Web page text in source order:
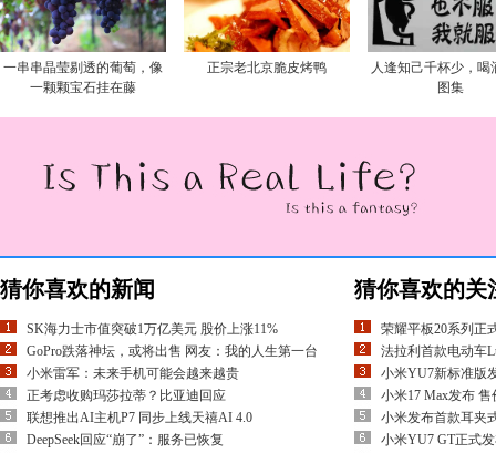
一串串晶莹剔透的葡萄，像
一颗颗宝石挂在藤
正宗老北京脆皮烤鸭
人逢知己千杯少，喝
图集
猜你喜欢的新闻
SK海力士市值突破1万亿美元 股价上涨11%
GoPro跌落神坛，或将出售 网友：我的人生第一台
小米雷军：未来手机可能会越来越贵
正考虑收购玛莎拉蒂？比亚迪回应
联想推出AI主机P7 同步上线天禧AI 4.0
DeepSeek回应“崩了”：服务已恢复
猜你喜欢的关
荣耀平板20系列正
法拉利首款电动车
小米YU7新标准版
小米17 Max发布 售
小米发布首款耳夹
小米YU7 GT正式